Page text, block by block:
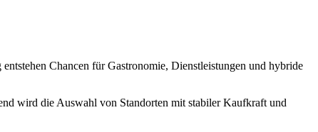
Chancen für Gastronomie, Dienstleistungen und hybride
wird die Auswahl von Standorten mit stabiler Kaufkraft und